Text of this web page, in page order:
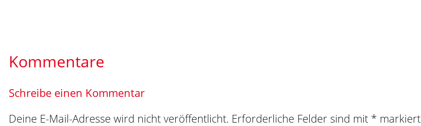
Kommentare
Schreibe einen Kommentar
Deine E-Mail-Adresse wird nicht veröffentlicht. Erforderliche Felder sind mit * markiert